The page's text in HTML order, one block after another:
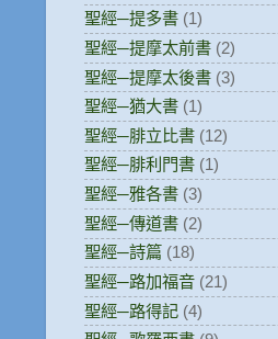
聖經─提多書 (1)
聖經─提摩太前書 (2)
聖經─提摩太後書 (3)
聖經─猶大書 (1)
聖經─腓立比書 (12)
聖經─腓利門書 (1)
聖經─雅各書 (3)
聖經─傳道書 (2)
聖經─詩篇 (18)
聖經─路加福音 (21)
聖經─路得記 (4)